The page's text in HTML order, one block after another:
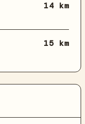
14 km
15 km